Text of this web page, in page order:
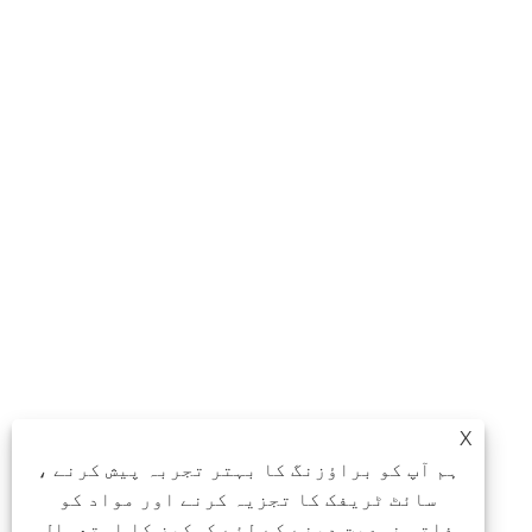
X
ہم آپ کو براؤزنگ کا بہتر تجربہ پیش کرنے ،
سائٹ ٹریفک کا تجزیہ کرنے اور مواد کو